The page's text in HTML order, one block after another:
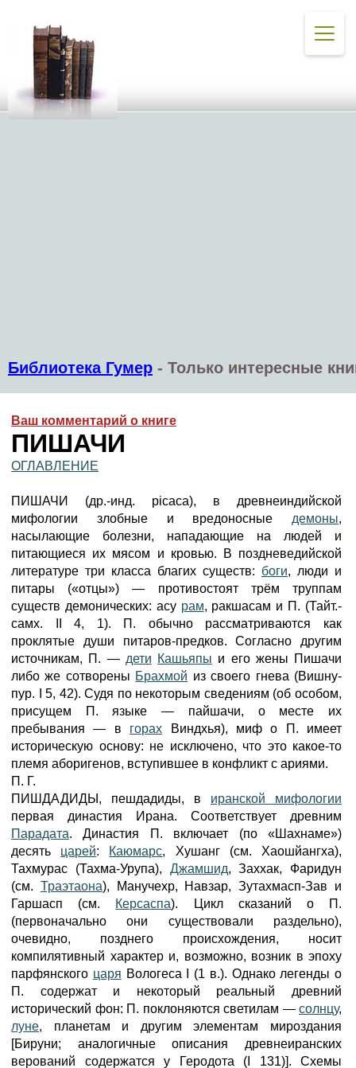
Библиотека Гумер - Только интересные
Ваш комментарий о книге
ПИШАЧИ
ОГЛАВЛЕНИЕ
ПИШАЧИ (др.-инд. picaca), в древнеиндийской
мифологии злобные и вредоносные демоны,
насылающие болезни, нападающие на людей и
питающиеся их мясом и кровью. В поздневедийской
литературе три класса благих существ: боги, люди и
питары («отцы») — противостоят трём труппам
существ демонических: асу рам, ракшасам и П. (Тайт.-
самх. II 4, 1). П. обычно рассматриваются как
проклятые души питаров-предков. Согласно другим
источникам, П. — дети Кашьяпы и его жены Пишачи
либо же сотворены Брахмой из своего гнева (Вишну-
пур. I 5, 42). Судя по некоторым сведениям (об особом,
присущем П. языке — пайшачи, о месте их
пребывания — в горах Виндхья), миф о П. имеет
историческую основу: не исключено, что это какое-то
племя аборигенов, вступившее в конфликт с ариями.
П. Г.
ПИШДАДИДЫ, пешдадиды, в иранской мифологии
первая династия Ирана. Соответствует древним
Парадата. Династия П. включает (по «Шахнаме»)
десять царей: Каюмарс, Хушанг (см. Хаошйангха),
Тахмурас (Тахма-Урупа), Джамшид, Заххак, Фаридун
(см. Траэтаона), Манучехр, Навзар, Зутахмасп-Зав и
Гаршасп (см. Керсаспа). Цикл сказаний о П.
(первоначально они существовали раздельно),
очевидно, позднего происхождения, носит
компилятивный характер и, возможно, возник в эпоху
парфянского царя Вологеса I (1 в.). Однако легенды о
П. содержат и некоторый реальный древний
исторический фон: П. поклоняются светилам — солнцу,
луне, планетам и другим элементам мироздания
[Бируни; аналогичные описания древнеиранских
верований содержатся у Геродота (I 131)]. Схемы